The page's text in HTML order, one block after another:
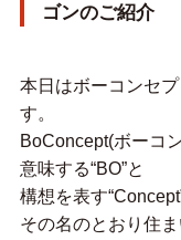
ゴンのご紹介
本日はボーコンセ
す。
BoConcept(ボーコ
意味する“BO”と
構想を表す
その名のとおり住